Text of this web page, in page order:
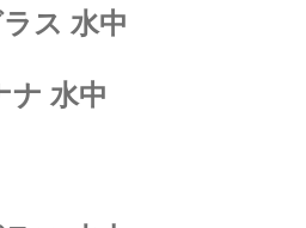
ス 水中
ナ 水中